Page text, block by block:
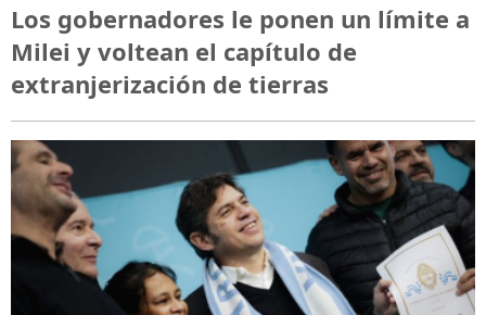
Los gobernadores le ponen un límite a
Milei y voltean el capítulo de
extranjerización de tierras